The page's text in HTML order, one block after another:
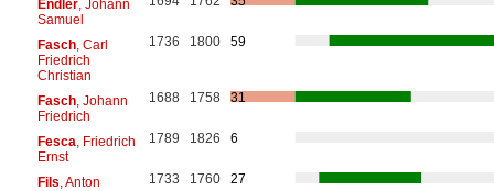
Endler, Johann
Samuel
Fasch, Carl
Friedrich
Christian
1736 1800 59
Fasch, Johann
Friedrich
1688 1758 31
Fesca , Friedrich
Ernst
1789 1826 6
Fils , Anton 1733 1760
27